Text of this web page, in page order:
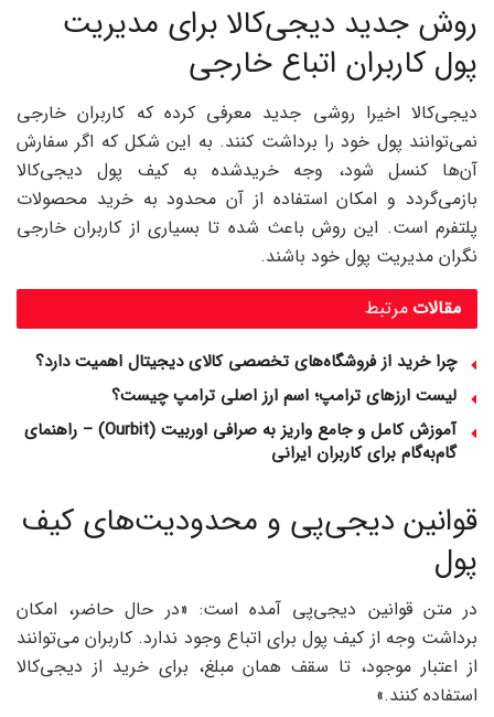
روش جدید دیجی‌کالا برای مدیریت
پول کاربران اتباع خارجی
دیجی‌کالا اخیرا روشی جدید معرفی کرده که کاربران خارجی
نمی‌توانند پول خود را برداشت کنند. به این شکل که اگر سفارش
آن‌ها کنسل شود، وجه خریدشده به کیف پول دیجی‌کالا
بازمی‌گردد و امکان استفاده از آن محدود به خرید محصولات
پلتفرم است. این روش باعث شده تا بسیاری از کاربران خارجی
نگران مدیریت پول خود باشند.
مرتبط مقالات
چرا خرید از فروشگاه‌های تخصصی کالای دیجیتال اهمیت دارد؟
لیست ارزهای ترامپ؛ اسم ارز اصلی ترامپ چیست؟
آموزش کامل و جامع واریز به صرافی اوربیت (Ourbit) – راهنمای
گام‌به‌گام برای کاربران ایرانی
قوانین دیجی‌پی و محدودیت‌های کیف
پول
در متن قوانین دیجی‌پی آمده است: «در حال حاضر، امکان
برداشت وجه از کیف پول برای اتباع وجود ندارد. کاربران می‌توانند
از اعتبار موجود، تا سقف همان مبلغ، برای خرید از دیجی‌کالا
استفاده کنند.»